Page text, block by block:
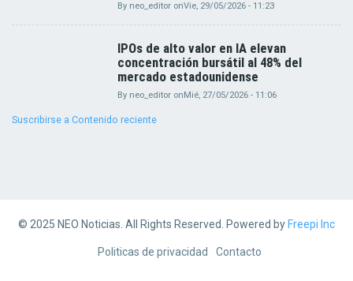
By neo_editor onVie, 29/05/2026 - 11:23
IPOs de alto valor en IA elevan
concentración bursátil al 48% del
mercado estadounidense
By neo_editor on Mié, 27/05/2026 - 11:06
Suscribirse a Contenido reciente
© 2025 NEO Noticias. All Rights Reserved. Powered by Freepi Inc
Politicas de privacidad Contacto